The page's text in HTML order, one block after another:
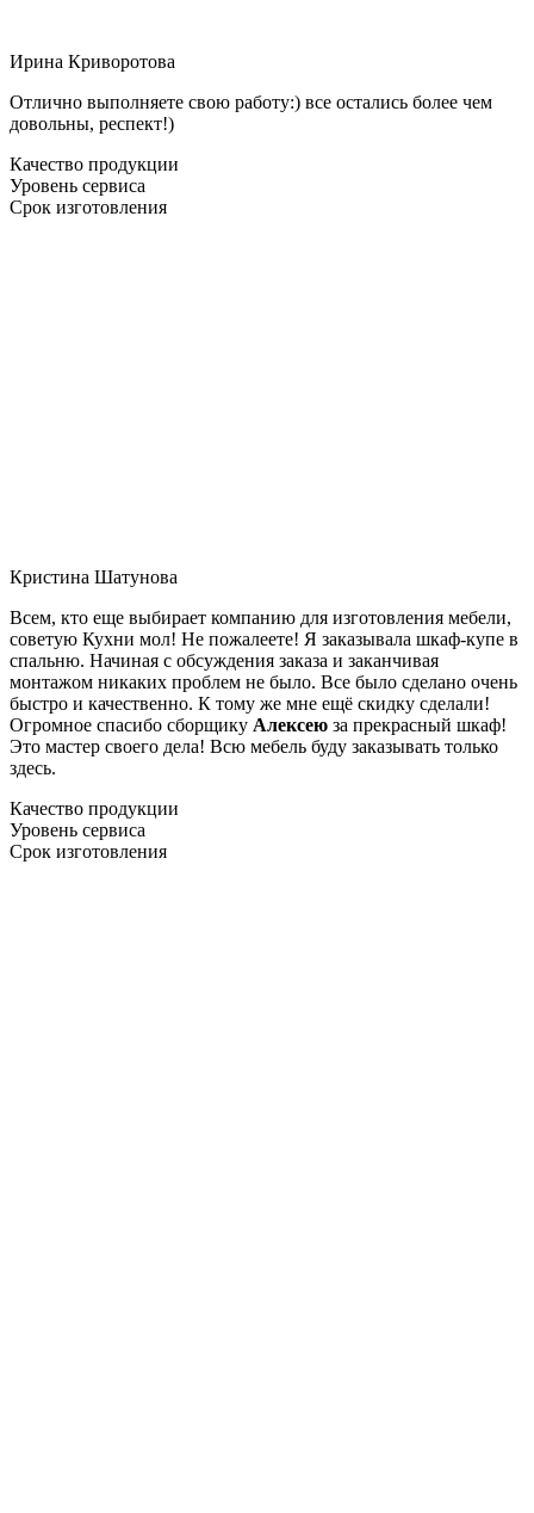
Ирина Криворотова
Отлично выполняете свою работу:) все остались более чем
довольны, респект!)
Качество продукции
Уровень сервиса
Срок изготовления
Кристина Шатунова
Всем, кто еще выбирает компанию для изготовления мебели,
советую Кухни мол! Не пожалеете! Я заказывала шкаф-купе в
спальню. Начиная с обсуждения заказа и заканчивая
монтажом никаких проблем не было. Все было сделано очень
быстро и качественно. К тому же мне ещё скидку сделали!
Огромное спасибо сборщику Алексею за прекрасный шкаф!
Это мастер своего дела! Всю мебель буду заказывать только
здесь.
Качество продукции
Уровень сервиса
Срок изготовления